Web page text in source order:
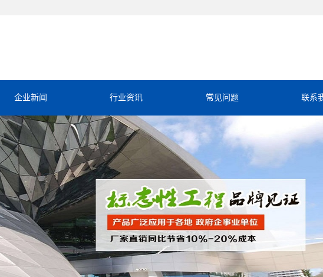
企业新闻 行业资讯 常见问题 联系